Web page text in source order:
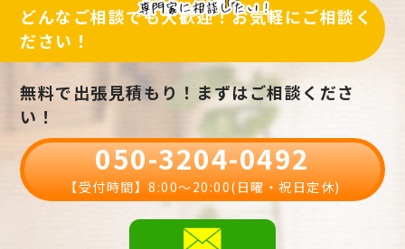
どんなご相談でも大歓迎！お気軽にご相談く
ださい！
無料で出張見積もり！まずはご相談くださ
い！
050-3204-0492
【受付時間】8:00〜20:00(日曜・祝日定休)